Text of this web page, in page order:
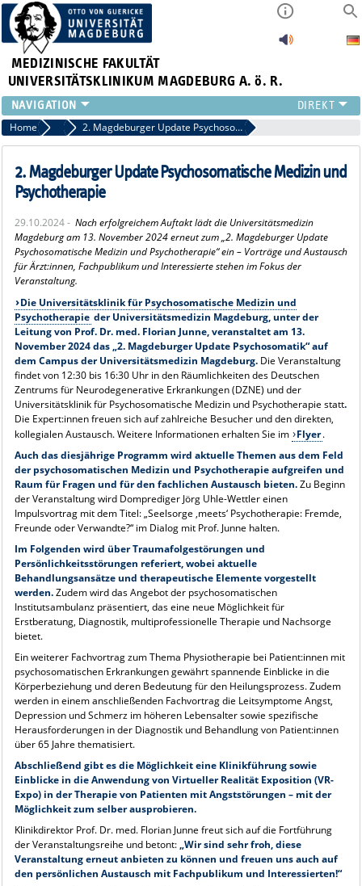
MEDIZINISCHE FAKULTÄT
UNIVERSITÄTSKLINIKUM MAGDEBURG A. ö. R.
INSTITUTE
KLINIKEN
ZENTRALE EINRICHTUNGEN
FORSCHUNG
PRESSE
ÜBER UNS
INTERNATIONAL
INTRANET
Home Archiv 2024 2. Magdeburger Update Psychosomatische Medizin und Psychotherapie
2. Magdeburger Update Psychosomatische Medizin und
Psychotherapie
29.10.2024 - Nach erfolgreichem Auftakt lädt die Universitätsmedizin
Magdeburg am 13. November 2024 erneut zum „2. Magdeburger Update
Psychosomatische Medizin und Psychotherapie“ ein – Vorträge und Austausch
für Ärzt:innen, Fachpublikum und Interessierte stehen im Fokus der
Veranstaltung.
Die Universitätsklinik für Psychosomatische Medizin und
Psychotherapie der Universitätsmedizin Magdeburg, unter der
Leitung von Prof. Dr. med. Florian Junne, veranstaltet am 13.
November 2024 das „2. Magdeburger Update Psychosomatik“ auf
dem Campus der Universitätsmedizin Magdeburg.Die Veranstaltung
findet von 12:30 bis 16:30 Uhr in den Räumlichkeiten des Deutschen
Zentrums für Neurodegenerative Erkrankungen (DZNE) und der
Universitätsklinik für Psychosomatische Medizin und Psychotherapie statt.
Die Expert:innen freuen sich auf zahlreiche Besucher und den direkten,
kollegialen Austausch. Weitere Informationen erhalten Sie im Flyer.
Auch das diesjährige Programm wird aktuelle Themen aus dem Feld
der psychosomatischen Medizin und Psychotherapie aufgreifen und
Raum für Fragen und für den fachlichen Austausch bieten.Zu Beginn
der Veranstaltung wird Domprediger Jörg Uhle-Wettler einen
Impulsvortrag mit dem Titel: „Seelsorge ‚meets‘ Psychotherapie: Fremde,
Freunde oder Verwandte?“ im Dialog mit Prof. Junne halten.
Im Folgenden wird über Traumafolgestörungen und
Persönlichkeitsstörungen referiert, wobei aktuelle
Behandlungsansätze und therapeutische Elemente vorgestellt
werden.Zudem wird das Angebot der psychosomatischen
Institutsambulanz präsentiert, das eine neue Möglichkeit für
Erstberatung, Diagnostik, multiprofessionelle Therapie und Nachsorge
bietet.
Ein weiterer Fachvortrag zum Thema Physiotherapie bei Patient:innen mit
psychosomatischen Erkrankungen gewährt spannende Einblicke in die
Körperbeziehung und deren Bedeutung für den Heilungsprozess. Zudem
werden in einem anschließenden Fachvortrag die Leitsymptome Angst,
Depression und Schmerz im höheren Lebensalter sowie spezifische
Herausforderungen in der Diagnostik und Behandlung von Patient:innen
über 65 Jahre thematisiert.
Abschließend gibt es die Möglichkeit eine Klinikführung sowie
Einblicke in die Anwendung von Virtueller Realität Exposition (VR-
Expo) in der Therapie von Patienten mit Angststörungen – mit der
Möglichkeit zum selber ausprobieren.
Klinikdirektor Prof. Dr. med. Florian Junne freut sich auf die Fortführung
der Veranstaltungsreihe und betont:„Wir sind sehr froh, diese
Veranstaltung erneut anbieten zu können und freuen uns auch auf
den persönlichen Austausch mit Fachpublikum und Interessierten!“